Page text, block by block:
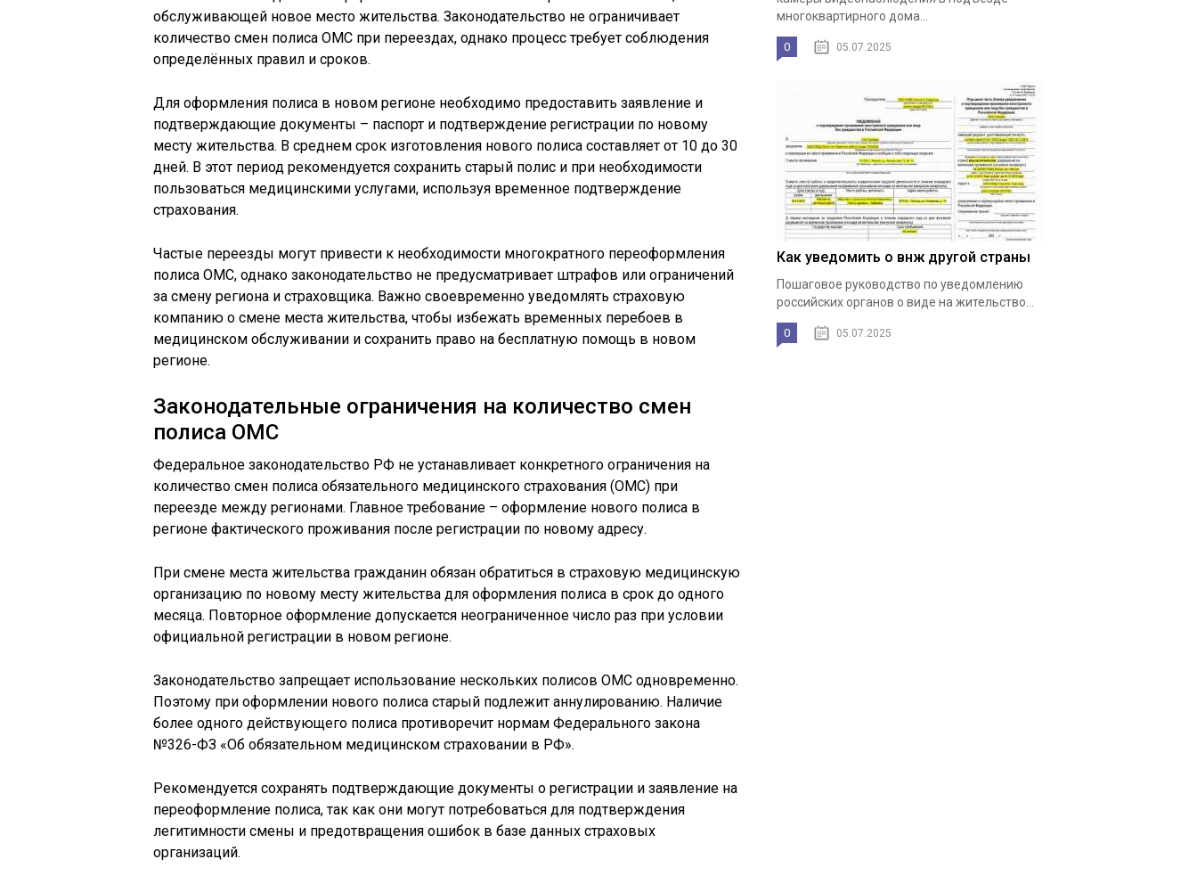
обслуживающей новое место жительства. Законодательство не ограничивает
количество смен полиса ОМС при переездах, однако процесс требует соблюдения
определённых правил и сроков.
Для оформления полиса в новом регионе необходимо предоставить заявление и
подтверждающие документы – паспорт и подтверждение регистрации по новому
месту жительства. В среднем срок изготовления нового полиса составляет от 10 до 30
дней. В этот период рекомендуется сохранить старый полис и при необходимости
пользоваться медицинскими услугами, используя временное подтверждение
страхования.
Частые переезды могут привести к необходимости многократного переоформления
полиса ОМС, однако законодательство не предусматривает штрафов или ограничений
за смену региона и страховщика. Важно своевременно уведомлять страховую
компанию о смене места жительства, чтобы избежать временных перебоев в
медицинском обслуживании и сохранить право на бесплатную помощь в новом
регионе.
Законодательные ограничения на количество смен
полиса ОМС
Федеральное законодательство РФ не устанавливает конкретного ограничения на
количество смен полиса обязательного медицинского страхования (ОМС) при
переезде между регионами. Главное требование – оформление нового полиса в
регионе фактического проживания после регистрации по новому адресу.
При смене места жительства гражданин обязан обратиться в страховую медицинскую
организацию по новому месту жительства для оформления полиса в срок до одного
месяца. Повторное оформление допускается неограниченное число раз при условии
официальной регистрации в новом регионе.
Законодательство запрещает использование нескольких полисов ОМС одновременно.
Поэтому при оформлении нового полиса старый подлежит аннулированию. Наличие
более одного действующего полиса противоречит нормам Федерального закона
№326-ФЗ «Об обязательном медицинском страховании в РФ».
Рекомендуется сохранять подтверждающие документы о регистрации и заявление на
переоформление полиса, так как они могут потребоваться для подтверждения
легитимности смены и предотвращения ошибок в базе данных страховых
организаций.
многоквартирного дома...
0 05.07.2025
Как уведомить о внж другой страны
Пошаговое руководство по уведомлению
российских органов о виде на жительство...
0 05.07.2025